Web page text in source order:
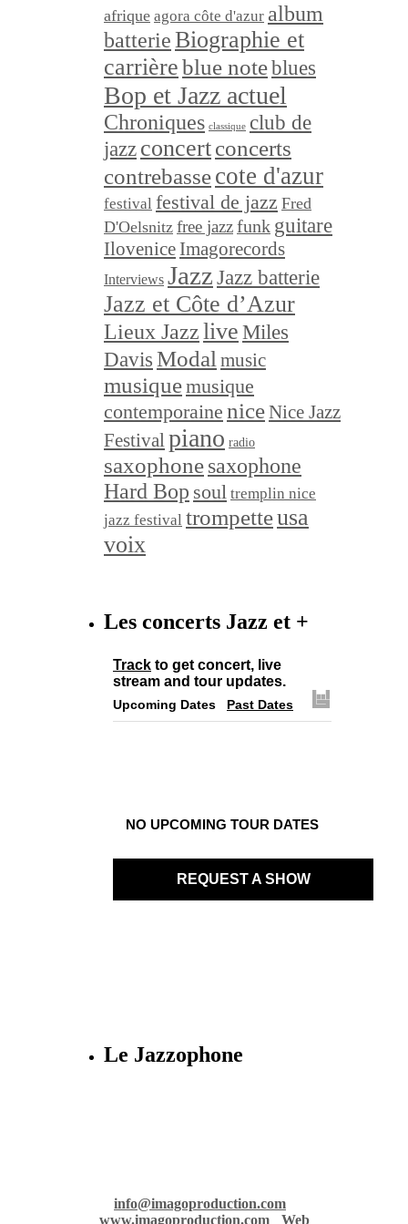
afrique agora côte d'azur album
batterieBiographie et
carrièreblue noteblues
Bop et Jazz actuel
Chroniques classique club de
jazz concertconcerts
contrebassecote d'azur
festival festival de jazz Fred
D'Oelsnitz free jazzfunk guitare
Ilovenice Imagorecords
Interviews Jazz Jazz batterie
Jazz et Côte d’Azur
Lieux Jazzlive Miles
Davis Modal music
musiquemusique
contemporaine niceNice Jazz
Festivalpiano radio
saxophonesaxophone
Hard Bop soul tremplin nice
jazz festival trompetteusa
voix
Les concerts Jazz et +
Track to get concert, live
stream and tour updates.
Upcoming Dates Past Dates
NO UPCOMING TOUR DATES
REQUEST A SHOW
Le Jazzophone
info@imagoproduction.com
www.imagoproduction.com- Web